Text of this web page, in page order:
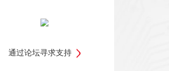
通过论坛寻求支持